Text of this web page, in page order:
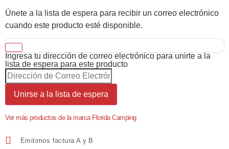
Únete a la lista de espera para recibir un correo electrónico
cuando este producto esté disponible.
Ingresa tu dirección de correo electrónico para unirte a la
lista de espera para este producto
Unirse a la lista de espera
Ver más productos de la marca Florida Camping
Emitimos factura A y B